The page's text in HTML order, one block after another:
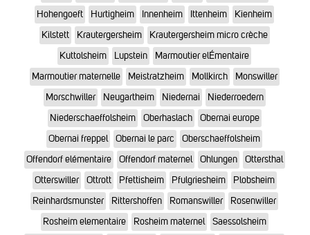
Hohengoeft
Hurtigheim Innenheim Ittenheim
Kienheim
Kilstett
Krautergersheim
Krautergersheim micro crèche
Kuttolsheim
Lupstein
Marmoutier elÉmentaire
Marmoutier maternelle
Meistratzheim Mollkirch
Monswiller
Morschwiller
Neugartheim Niedernai
Niederroedern
Niederschaeffolsheim
Oberhaslach
Obernai europe
Obernai freppel
Obernai le parc
Oberschaeffolsheim
Offendorf elémentaire
Offendorf maternel Ohlungen
Ottersthal
Otterswiller
Ottrott Pfettisheim Pfulgriesheim
Plobsheim
Reinhardsmunster
Rittershoffen Romanswiller
Rosenwiller
Rosheim elementaire
Rosheim maternel Saessolsheim